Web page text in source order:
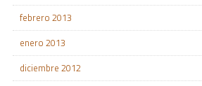
febrero 2013
enero 2013
diciembre 2012